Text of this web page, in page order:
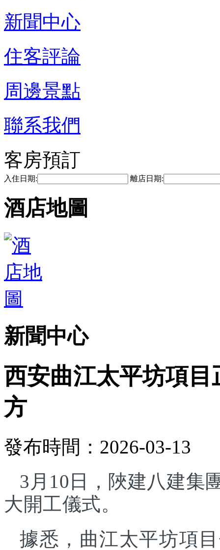
新聞中心
住客評論
周邊景點
聯系我們
客房預訂
入住日期: 離店日期:
酒店地圖
新聞中心
西安曲江太平坊項目
方
發布時間：2026-03-13
3月10日，陜建八建集
大開工儀式。
據悉，曲江太平坊項